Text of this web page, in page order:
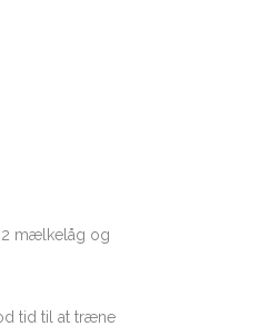
mælkelåg og
tid til at træne